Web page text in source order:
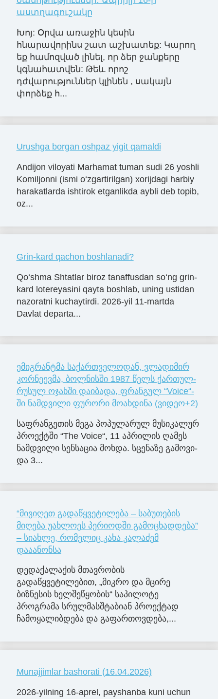
աստղագուշակը
Խոյ: Օրվա առաջին կեսին
հնարավորինս շատ աշխատեք: Կարող
եք համոզված լինել, որ ձեր ջանքերը
կգնահատվեն: Թեև որոշ
դժվարություններ կլինեն , սակայն
փորձեք հ...
Urushga borgan oshpaz yigit qamaldi
Andijon viloyati Marhamat tuman sudi 26 yoshli
Komiljonni (ismi o‘zgartirilgan) xorijdagi harbiy
harakatlarda ishtirok etganlikda aybli deb topib,
oz...
Grin-kard qachon boshlanadi?
Qo‘shma Shtatlar biroz tanaffusdan so‘ng grin-
kard lotereyasini qayta boshlab, uning ustidan
nazoratni kuchaytirdi. 2026-yil 11-martda
Davlat departa...
ემიგრანტმა საქართველოდან, ვლა­დი­მირ
კორ­ნე­ევმა, ბოლ­ნის­ში 1987 წელს ქარ­თულ-
რუ­სულ ოჯახ­ში და­ი­ბა­და, ფრანგულ “Voice“-
ში ნამდვილი ფურორი მოახდინა (ვიდეო+2)
საფ­რან­გე­თის მეგა პო­პუ­ლა­რულ მუ­სი­კა­ლურ
პრო­ექ­ტში “The Voice“, 11 აპ­რი­ლის ღა­მეს
ნამ­დვი­ლი სენ­სა­ცია მოხ­და. სცე­ნა­ზე გა­მო­ვი­
და 3...
“მივიღეთ გადაწყვეტილება – საბუთების
მიღება უახლოეს პერიოდში გამოცხადდება”
– სიახლე, რომელიც კახა კალაძემ
დააანონსა
დედაქალაქის მთავრობის
გადაწყვეტილებით, „მიკრო და მცირე
ბიზნესის ხელშეწყობის“ საპილოტე
პროგრამა სრულმასშტაბიან პროექტად
ჩამოყალიბდება და გაფართოვდება,...
Munajjimlar bashorati (16.04.2026)
2026-yilning 16-aprel, payshanba kuni uchun